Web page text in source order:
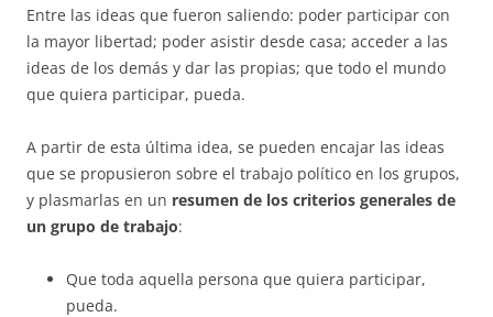
Entre las ideas que fueron saliendo: poder participar con
la mayor libertad; poder asistir desde casa; acceder a las
ideas de los demás y dar las propias; que todo el mundo
que quiera participar, pueda.
A partir de esta última idea, se pueden encajar las ideas
que se propusieron sobre el trabajo político en los grupos,
y plasmarlas en un resumen de los criterios generales de
un grupo de trabajo:
Que toda aquella persona que quiera participar,
pueda.